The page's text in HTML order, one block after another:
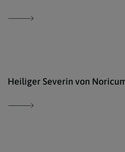
Heiliger Severin von